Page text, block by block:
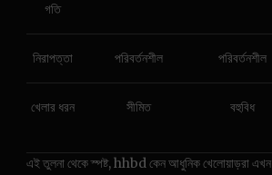
গতি
নিরাপত্তা পরিবর্তনশীল পরিবর্তনশীল
খেলার ধরন সীমিত বহুবিধ
এই তুলনা থেকে স্পষ্ট, hhbd কেন আধুনিক খেলোয়াড়রা এখন